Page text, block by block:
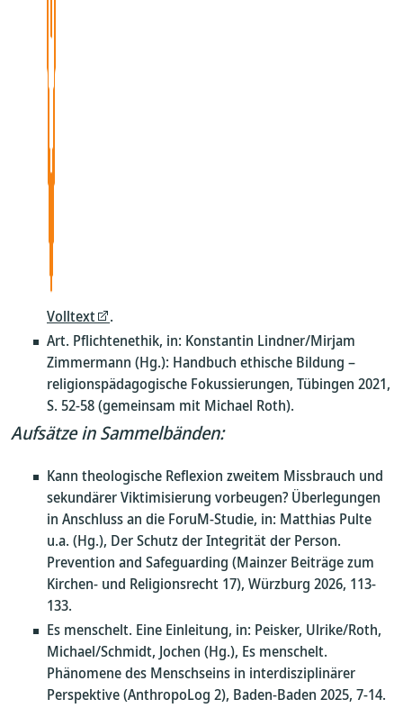
Volltext
.
Art. Pflichtenethik, in: Konstantin Lindner/Mirjam
Zimmermann (Hg.): Handbuch ethische Bildung –
religionspädagogische Fokussierungen, Tübingen 2021,
S. 52-58 (gemeinsam mit Michael Roth).
Aufsätze in Sammelbänden:
Kann theologische Reflexion zweitem Missbrauch und
sekundärer Viktimisierung vorbeugen? Überlegungen
in Anschluss an die ForuM-Studie, in: Matthias Pulte
u.a. (Hg.), Der Schutz der Integrität der Person.
Prevention and Safeguarding (Mainzer Beiträge zum
Kirchen- und Religionsrecht 17), Würzburg 2026, 113-
133.
Es menschelt. Eine Einleitung, in: Peisker, Ulrike/Roth,
Michael/Schmidt, Jochen (Hg.), Es menschelt.
Phänomene des Menschseins in interdisziplinärer
Perspektive (AnthropoLog 2), Baden-Baden 2025, 7-14.